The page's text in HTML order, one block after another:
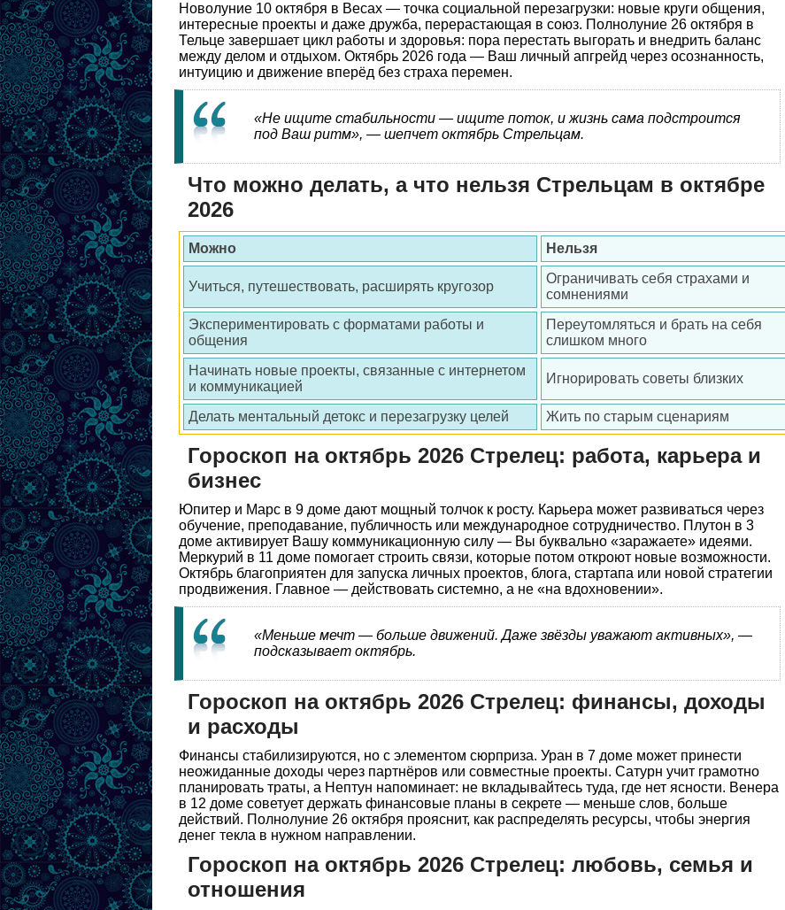
Новолуние 10 октября в Весах — точка социальной перезагрузки: новые круги общения,
интересные проекты и даже дружба, перерастающая в союз. Полнолуние 26 октября в
Тельце завершает цикл работы и здоровья: пора перестать выгорать и внедрить баланс
между делом и отдыхом. Октябрь 2026 года — Ваш личный апгрейд через осознанность,
интуицию и движение вперёд без страха перемен.
«Не ищите стабильности — ищите поток, и жизнь сама подстроится
под Ваш ритм», — шепчет октябрь Стрельцам.
Что можно делать, а что нельзя Стрельцам в октябре
2026
Можно Нельзя
Учиться, путешествовать, расширять кругозор
Ограничивать себя страхами и
сомнениями
Экспериментировать с форматами работы и
общения
Переутомляться и брать на себя
слишком много
Начинать новые проекты, связанные с интернетом
и коммуникацией
Игнорировать советы близких
Делать ментальный детокс и перезагрузку целей Жить по старым сценариям
Гороскоп на октябрь 2026 Стрелец: работа, карьера и
бизнес
Юпитер и Марс в 9 доме дают мощный толчок к росту. Карьера может развиваться через
обучение, преподавание, публичность или международное сотрудничество. Плутон в 3
доме активирует Вашу коммуникационную силу — Вы буквально «заражаете» идеями.
Меркурий в 11 доме помогает строить связи, которые потом откроют новые возможности.
Октябрь благоприятен для запуска личных проектов, блога, стартапа или новой стратегии
продвижения. Главное — действовать системно, а не «на вдохновении».
«Меньше мечт — больше движений. Даже звёзды уважают активных», —
подсказывает октябрь.
Гороскоп на октябрь 2026 Стрелец: финансы, доходы
и расходы
Финансы стабилизируются, но с элементом сюрприза. Уран в 7 доме может принести
неожиданные доходы через партнёров или совместные проекты. Сатурн учит грамотно
планировать траты, а Нептун напоминает: не вкладывайтесь туда, где нет ясности. Венера
в 12 доме советует держать финансовые планы в секрете — меньше слов, больше
действий. Полнолуние 26 октября прояснит, как распределять ресурсы, чтобы энергия
денег текла в нужном направлении.
Гороскоп на октябрь 2026 Стрелец: любовь, семья и
отношения